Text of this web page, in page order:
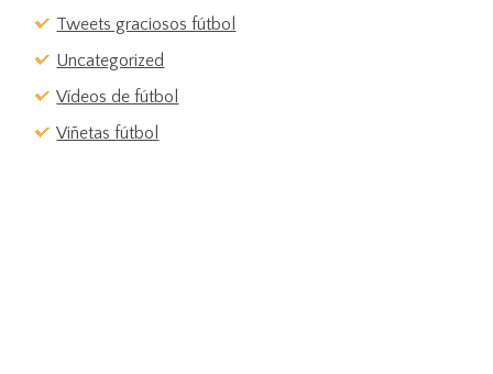
Tweets graciosos fútbol
Uncategorized
Vídeos de fútbol
Viñetas fútbol